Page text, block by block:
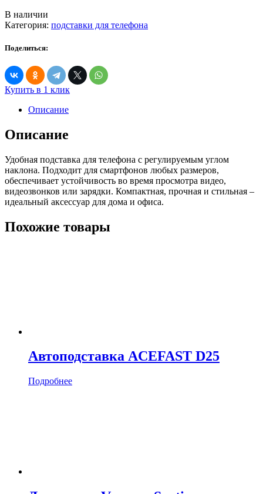
В наличии
Категория: подставки для телефона
Поделиться:
Купить в 1 клик
Описание
Описание
Удобная подставка для телефона с регулируемым углом
наклона. Подходит для смартфонов любых размеров,
обеспечивает устойчивость во время просмотра видео,
видеозвонков или зарядки. Компактная, прочная и стильная –
идеальный аксессуар для дома и офиса.
Похожие товары
Автоподставка ACEFAST D25
Подробнее